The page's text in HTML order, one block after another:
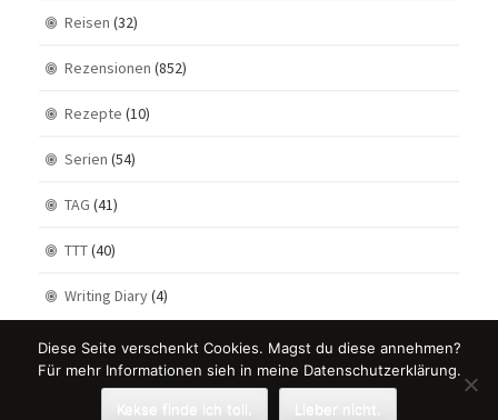
Reisen (32)
Rezensionen (852)
Rezepte (10)
Serien (54)
TAG (41)
TTT(40)
Writing Diary(4)
Diese Seite verschenkt Cookies. Magst du diese annehmen?
Für mehr Informationen sieh in meine Datenschutzerklärung.